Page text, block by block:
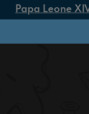
Papa Leone